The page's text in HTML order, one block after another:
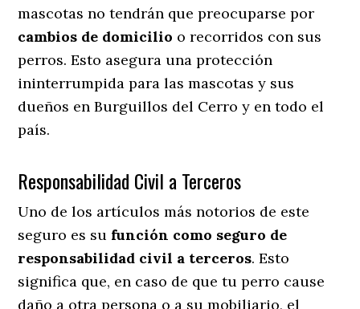
mascotas no tendrán que preocuparse por
cambios de domicilio o recorridos con sus
perros. Esto asegura una protección
ininterrumpida para las mascotas y sus
dueños en Burguillos del Cerro y en todo el
país.
Responsabilidad Civil a Terceros
Uno de los artículos más notorios de este
seguro es su función como seguro de
responsabilidad civil a terceros. Esto
significa que, en caso de que tu perro cause
daño a otra persona o a su mobiliario, el